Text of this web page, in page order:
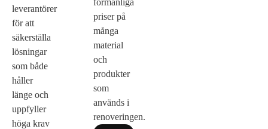
leverantörer
för att
säkerställa
lösningar
som både
håller
länge och
uppfyller
höga krav
förmånliga
priser på
många
material
och
produkter
som
används i
renoveringen.